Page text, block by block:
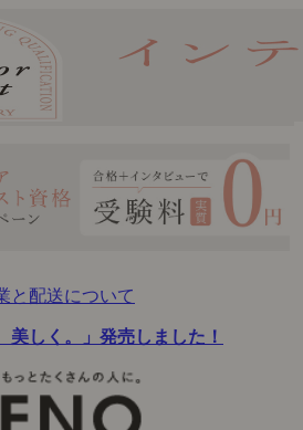
と配送について
美しく。」発売しました！